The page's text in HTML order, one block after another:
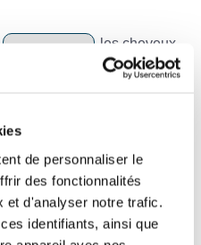
de personnaliser le
des fonctionnalités
et d'analyser notre trafic.
identifiants, ainsi que
les cheveux
était adolescente.
Pierre après 3 ans
parents des